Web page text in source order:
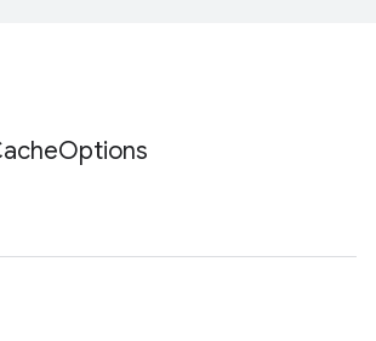
Options